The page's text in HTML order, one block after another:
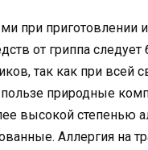
при приготовлении
от гриппа
так как при всей
природные
высокой степенью
Аллергия на